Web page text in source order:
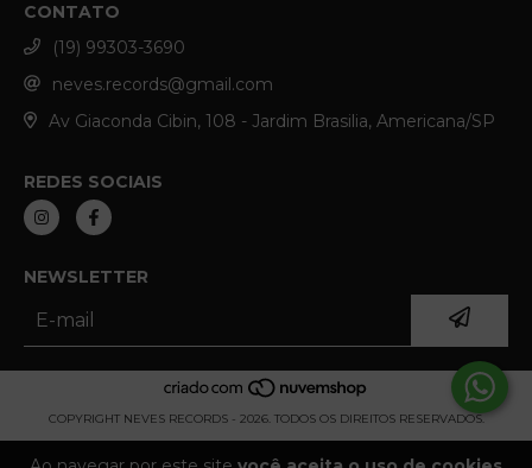
CONTATO
(19) 99303-3690
neves.records@gmail.com
Av Giaconda Cibin, 108 - Jardim Brasilia, Americana/SP
REDES SOCIAIS
NEWSLETTER
COPYRIGHT NEVES RECORDS - 2026. TODOS OS DIREITOS RESERVADOS.